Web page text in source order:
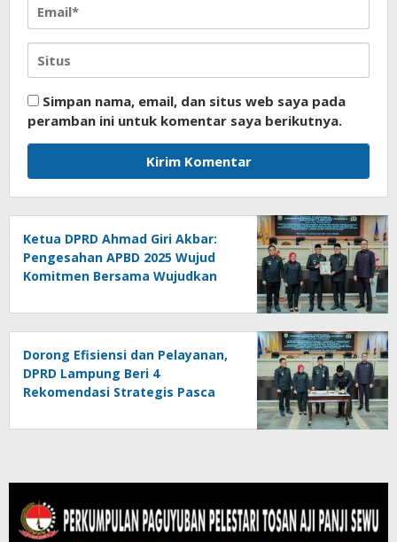
Simpan nama, email, dan situs web saya pada
peramban ini untuk komentar saya berikutnya.
Ketua DPRD Ahmad Giri Akbar:
Pengesahan APBD 2025 Wujud
Komitmen Bersama Wujudkan
Dorong Efisiensi dan Pelayanan,
DPRD Lampung Beri 4
Rekomendasi Strategis Pasca